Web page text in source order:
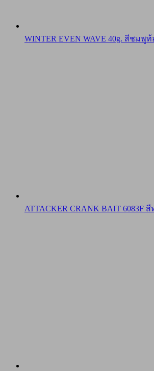
WINTER EVEN WAVE 40g. สีชมพู
ATTACKER CRANK BAIT 6083F สี